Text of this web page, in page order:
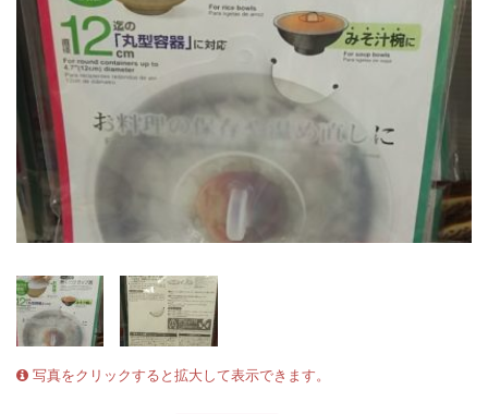
写真をクリックすると拡大して表示できます。